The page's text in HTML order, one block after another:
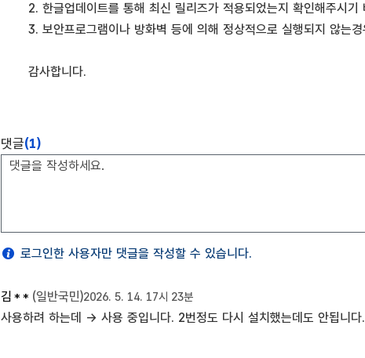
2. 한글업데이트를 통해 최신 릴리즈가 적용되었는지 확인해주시기
3. 보안프로그램이나 방화벽 등에 의해 정상적으로 실행되지 않는
댓글(1)
로그인한 사용자만 댓글을 작성할 수 있습니다.
김** (일반국민)2026. 5. 14. 17시 23분
사용하려 하는데 -> 사용 중입니다. 2번정도 다시 설치했는데도 안됩니다.